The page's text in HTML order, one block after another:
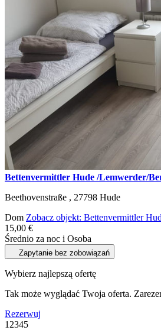
Bettenvermittler Hude /Lemwerder/
Beethovenstraße , 27798 Hude
Dom Zobacz objekt: Bettenvermittler
15,00 €
Średnio za noc i Osoba
Zapytanie bez zobowiązań
Wybierz najlepszą ofertę
Tak może wyglądać Twoja oferta.
Rezerwuj
1 2345